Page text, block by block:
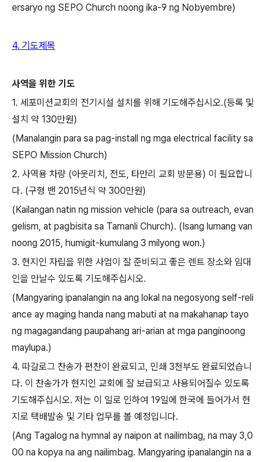
ersaryo ng SEPO Church noong ika-9 ng Nobyembre)
4. 기도제목
사역을 위한 기도
1. 세포미션교회의 전기시설 설치를 위해 기도해주십시오.(등록 및
설치 약 130만원)
(Manalangin para sa pag-install ng mga electrical facility sa
SEPO Mission Church)
2. 사역용 차량 (아웃리치 전도 타만리 교회 방문용) 이 필요합니
다. (구형 밴 2015년식 약 300만원)
(Kailangan natin ng mission vehicle (para sa outreach, evan
gelism, at pagbisita sa Tamanli Church). (Isang lumang van
noong 2015, humigit-kumulang 3 milyong won.)
3. 현지인 자립을 위한 사업이 잘 준비되고 좋은 렌트 장소와 임대
인을 만날수 있도록 기도해주십시오.
(Mangyaring ipanalangin na ang lokal na negosyong self-reli
ance ay maging handa nang mabuti at na makahanap tayo
ng magagandang paupahang ari-arian at mga panginoong
maylupa.)
4. 따갈로그 찬송가 편찬이 완료되고 인쇄 3천부도 완료되었습니
다. 이 찬송가가 현지인 교회에 잘 보급되고 사용되어질수 있도록
기도해주십시오. 저는 이 일로 인하여 19일에 한국에 들어가서 현
지로 택배발송 및 기타 업무를 볼 예정입니다.
(Ang Tagalog na hymnal ay naipon at nailimbag, na may 3,0
00 na kopya na ang nailimbag. Mangyaring ipanalangin na a